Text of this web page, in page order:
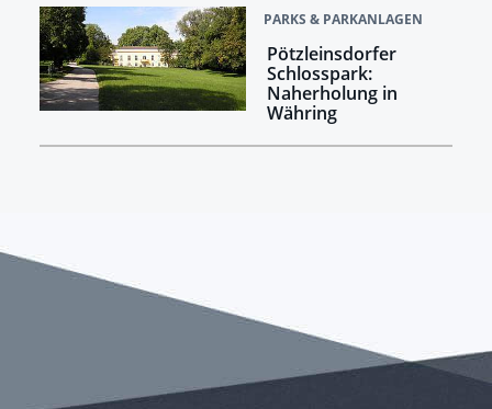
PARKS & PARKANLAGEN
Pötzleinsdorfer
Schlosspark:
Naherholung in
Währing